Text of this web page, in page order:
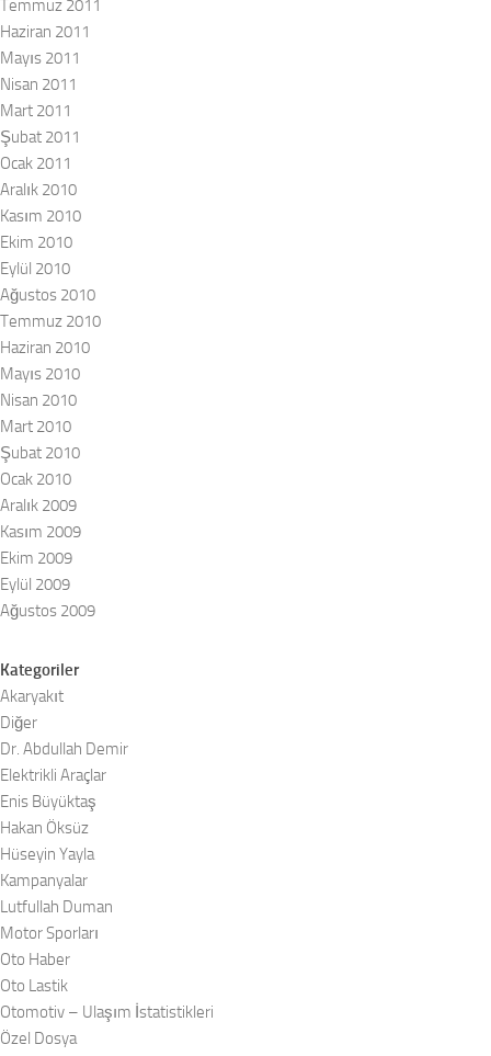
Temmuz 2011
Haziran 2011
Mayıs 2011
Nisan 2011
Mart 2011
Şubat 2011
Ocak 2011
Aralık 2010
Kasım 2010
Ekim 2010
Eylül 2010
Ağustos 2010
Temmuz 2010
Haziran 2010
Mayıs 2010
Nisan 2010
Mart 2010
Şubat 2010
Ocak 2010
Aralık 2009
Kasım 2009
Ekim 2009
Eylül 2009
Ağustos 2009
Kategoriler
Akaryakıt
Diğer
Dr. Abdullah Demir
Elektrikli Araçlar
Enis Büyüktaş
Hakan Öksüz
Hüseyin Yayla
Kampanyalar
Lutfullah Duman
Motor Sporları
Oto Haber
Oto Lastik
Otomotiv – Ulaşım İstatistikleri
Özel Dosya